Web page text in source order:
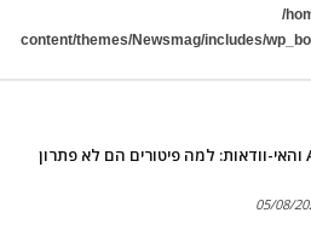
/
content/themes/Newsmag/includes/
שימור עובדים בעידן ה-AI והאי-וודאות: למה פיטורים הם לא פתרון
05/08/